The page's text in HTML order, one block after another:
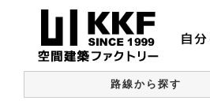
路線から探す